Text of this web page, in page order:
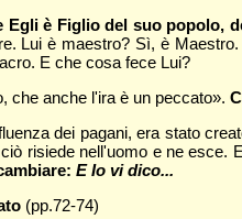
è Figlio del suo
Lui è maestro? Sì, è
E che cosa fece Lui?
che anche l'ira è un peccato».
dei pagani, era stato
risiede nell'uomo e ne
E Io vi dico...
(pp.72-74)